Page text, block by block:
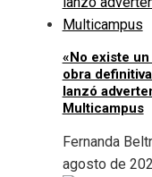
«No existe
obra
lanzó
Multicampus
Fernanda
agosto de